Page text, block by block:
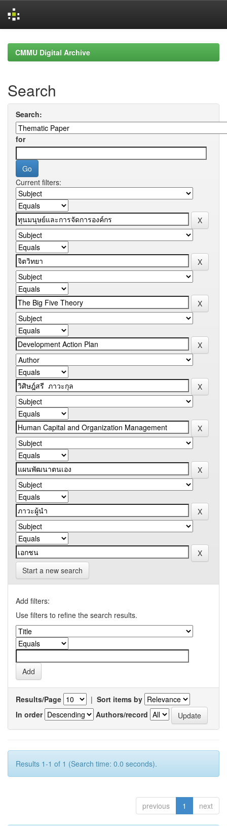
navigationCMMU Digital Archive
Search
Search:
for
Current filters:
Start a new search
Add filters:
Use filters to refine the search results.
Results/Page | Sort items by
In order
Authors/record
Results 1-1 of 1 (Search time: 0.0 seconds).
previous 1 next